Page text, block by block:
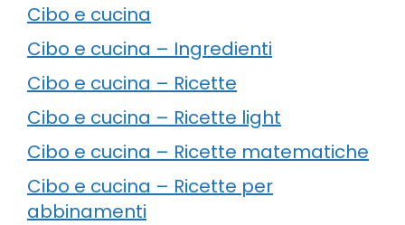
Cibo e cucina
Cibo e cucina – Ingredienti
Cibo e cucina – Ricette
Cibo e cucina – Ricette light
Cibo e cucina – Ricette matematiche
Cibo e cucina – Ricette per
abbinamenti